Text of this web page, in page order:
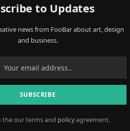
to Updates
news from FooBar about art, design
and business.
the our terms and policyagreement.